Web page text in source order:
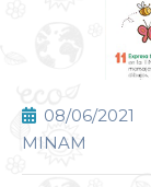
08/06/2021
MINAM